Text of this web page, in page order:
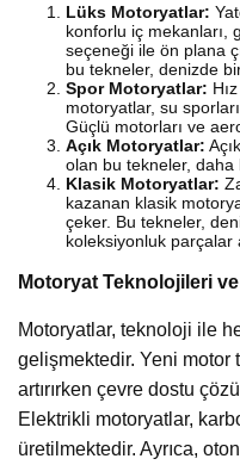
Lüks Motoryatlar:
konforlu iç mekanları,
seçeneği ile ön plana
bu tekneler, denizde
Spor Motoryatlar:
motoryatlar, su sporları
Güçlü motorları ve
Açık Motoryatlar:
olan bu tekneler, daha
Klasik Motoryatlar:
kazanan klasik
çeker. Bu tekneler,
koleksiyonluk parçalar
Motoryat Teknolojileri
Motoryatlar, teknoloji ile
gelişmektedir. Yeni motor
artırırken çevre dostu
Elektrikli motoryatlar,
üretilmektedir. Ayrıca,